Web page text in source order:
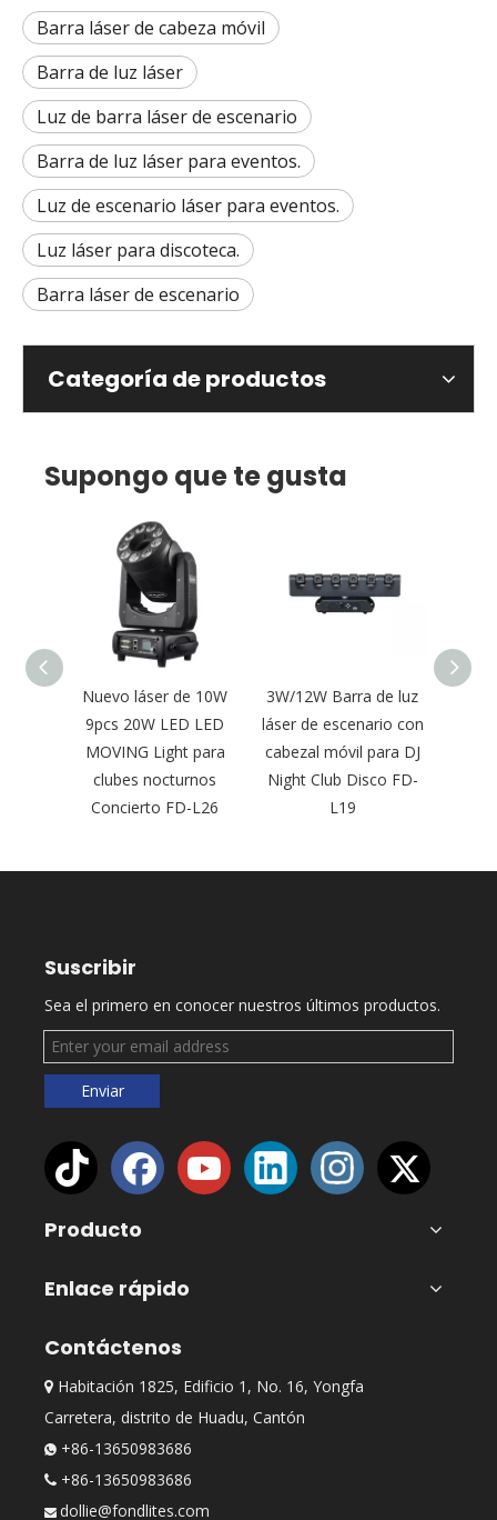
Barra láser de cabeza móvil
Barra de luz láser
Luz de barra láser de escenario
Barra de luz láser para eventos.
Luz de escenario láser para eventos.
Luz láser para discoteca.
Barra láser de escenario
Categoría de productos
Supongo que te gusta
Nuevo láser de 10W
9pcs 20W LED LED
MOVING Light para
clubes nocturnos
Concierto FD-L26
3W/12W Barra de luz
láser de escenario con
cabezal móvil para DJ
Night Club Disco FD-
L19
Suscribir
Sea el primero en conocer nuestros últimos productos.
Enviar
Producto
Enlace rápido
Contáctenos
 Habitación 1825, Edificio 1, No. 16, Yongfa
Carretera, distrito de Huadu, Cantón
 +86-13650983686
 +86-13650983686
 dollie@fondlites.com